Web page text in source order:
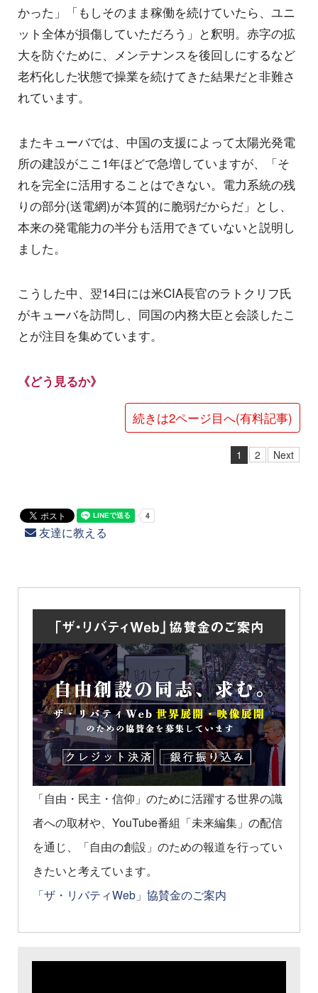
かった」「もしそのまま稼働を続けていたら、ユニ
ット全体が損傷していただろう」と釈明。赤字の拡
大を防ぐために、メンテナンスを後回しにするなど
老朽化した状態で操業を続けてきた結果だと非難さ
れています。
またキューバでは、中国の支援によって太陽光発電
所の建設がここ1年ほどで急増していますが、「そ
れを完全に活用することはできない。電力系統の残
りの部分(送電網)が本質的に脆弱だからだ」とし、
本来の発電能力の半分も活用できていないと説明し
ました。
こうした中、翌14日には米CIA長官のラトクリフ氏
がキューバを訪問し、同国の内務大臣と会談したこ
とが注目を集めています。
《どう見るか》
続きは2ページ目へ(有料記事)
1 2 Next
友達に教える
「自由・民主・信仰」のために活躍する世界の識
者への取材や、YouTube番組「未来編集」の配信
を通じ、「自由の創設」のための報道を行ってい
きたいと考えています。
「ザ・リバティWeb」協賛金のご案内